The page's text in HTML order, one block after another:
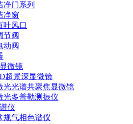
净门系列
净窗
叶风口
节阀
动阀
微镜
超景深显微镜
光光谱共聚焦显微镜
光多普勒测振仪
仪
规气相色谱仪